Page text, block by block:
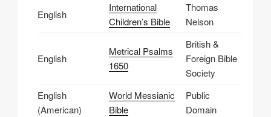
English
International
Children’s Bible
Thomas
Nelson
English
Metrical Psalms
1650
British &
Foreign Bible
Society
English
(American)
World Messianic
Bible
Public
Domain